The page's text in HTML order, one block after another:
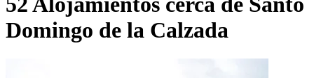
Domingo de la Calzada